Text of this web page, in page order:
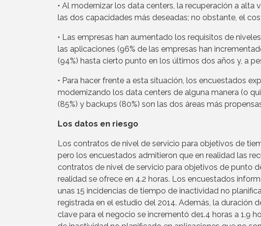
• Al modernizar los data centers, la recuperación a alta
las dos capacidades más deseadas; no obstante, el
• Las empresas han aumentado los requisitos de
las aplicaciones (96% de las empresas han
(94%) hasta cierto punto en los últimos dos años y, a
• Para hacer frente a esta situación, los encuestados
modernizando los data centers de alguna manera (o
(85%) y backups (80%) son las dos áreas más
Los datos en riesgo
Los contratos de nivel de servicio para objetivos de
pero los encuestados admitieron que en realidad las
contratos de nivel de servicio para objetivos de punto
realidad se ofrece en 4.2 horas. Los encuestados
unas 15 incidencias de tiempo de inactividad no
registrada en el estudio del 2014. Además, la duración
clave para el negocio se incrementó de1.4 horas a 1.9